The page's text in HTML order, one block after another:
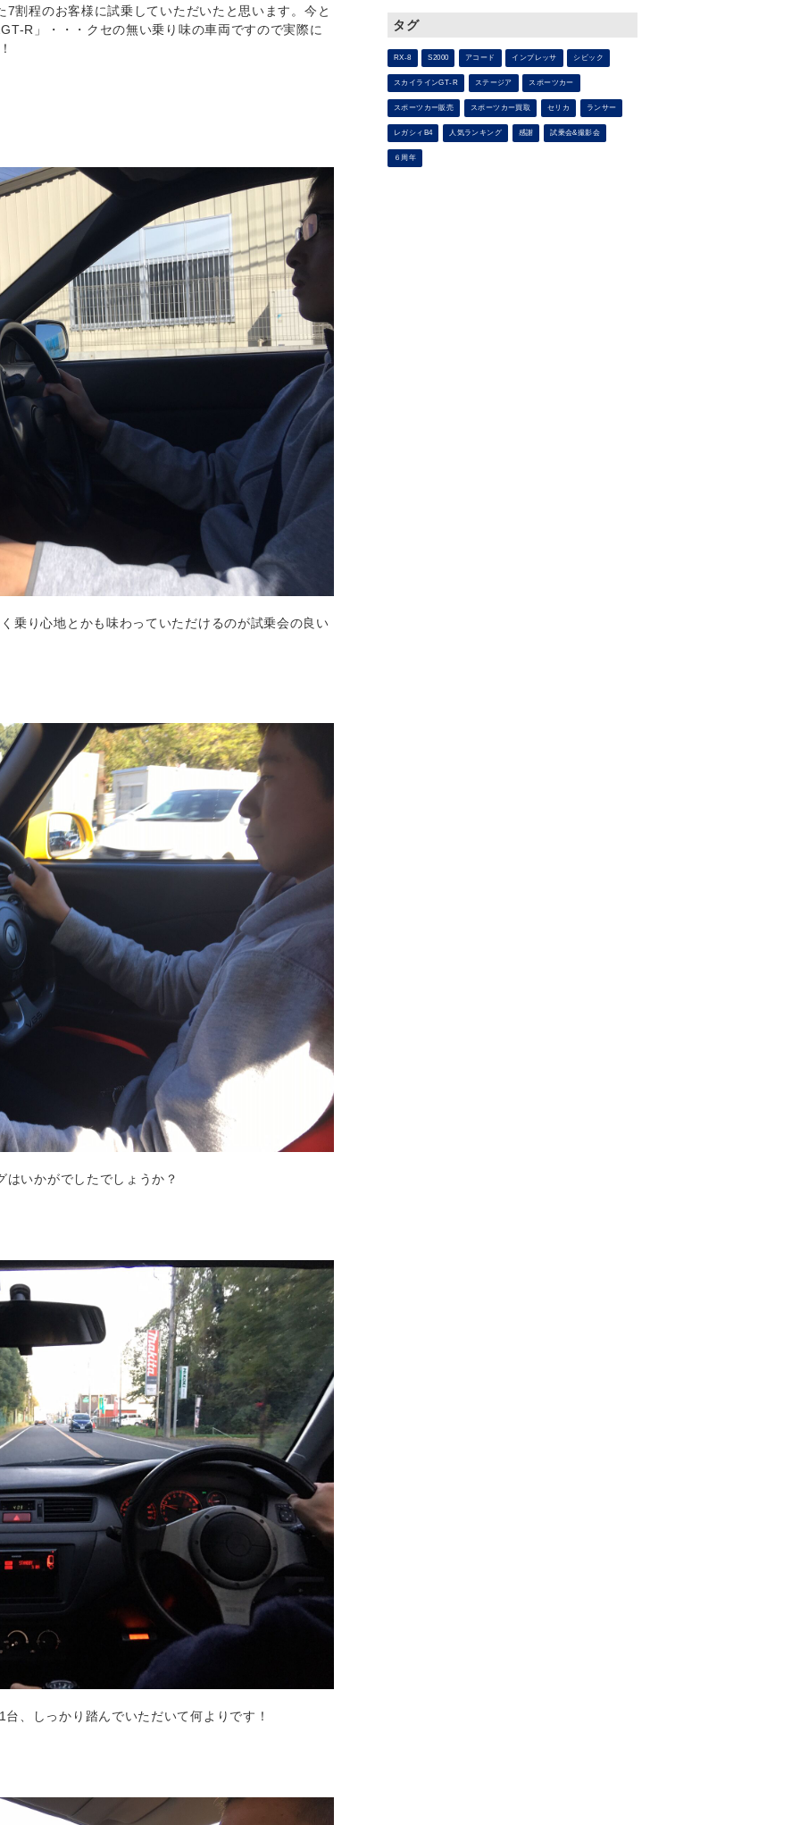
割程のお客様に試乗していただいたと思います。今と
R」・・・クセの無い乗り味の車両ですので実際に
乗り心地とかも味わっていただけるのが試乗会の良い
いかがでしたでしょうか？
、しっかり踏んでいただいて何よりです！
タグ
RX-8 S2000 アコード インプレッサ シビック
スカイラインGT-R ステージア スポーツカー
スポーツカー販売 スポーツカー買取 セリカ ランサー
レガシィB4 人気ランキング 感謝 試乗会&撮影会
６周年